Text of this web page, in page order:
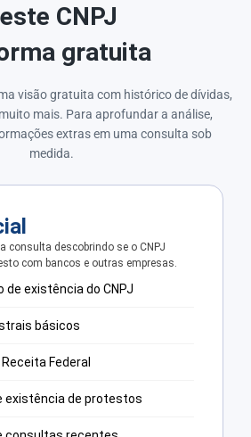
CNPJ
gratuita
visão gratuita com histórico de dívidas,
mais. Para aprofundar a análise,
extras em uma consulta sob
medida.
consulta descobrindo se o CNPJ
com bancos e outras empresas.
de existência do CNPJ
básicos
Federal
existência de protestos